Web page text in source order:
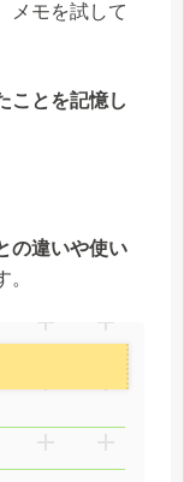
メモを試して
ことを記憶し
の違いや使い